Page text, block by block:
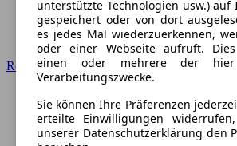
Renault
unterstützte Technologien usw.) auf
gespeichert oder von dort
es jedes Mal wiederzuerkennen,
oder einer Webseite aufruft.
einen oder mehrere der hier
Verarbeitungszwecke.
Sie können Ihre Präferenzen
erteilte Einwilligungen
unserer Datenschutzerklärung den